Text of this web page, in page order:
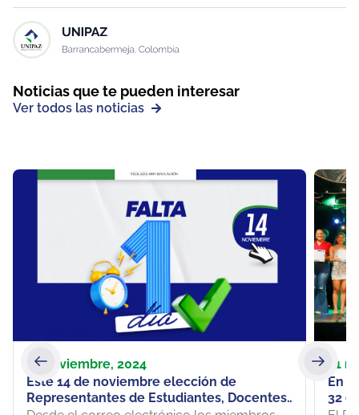
Noticias que te pueden interesar
Ver todos las noticias
13 noviembre, 2024
Este 14 de noviembre elección de
Representantes de Estudiantes, Docentes
21
En
32